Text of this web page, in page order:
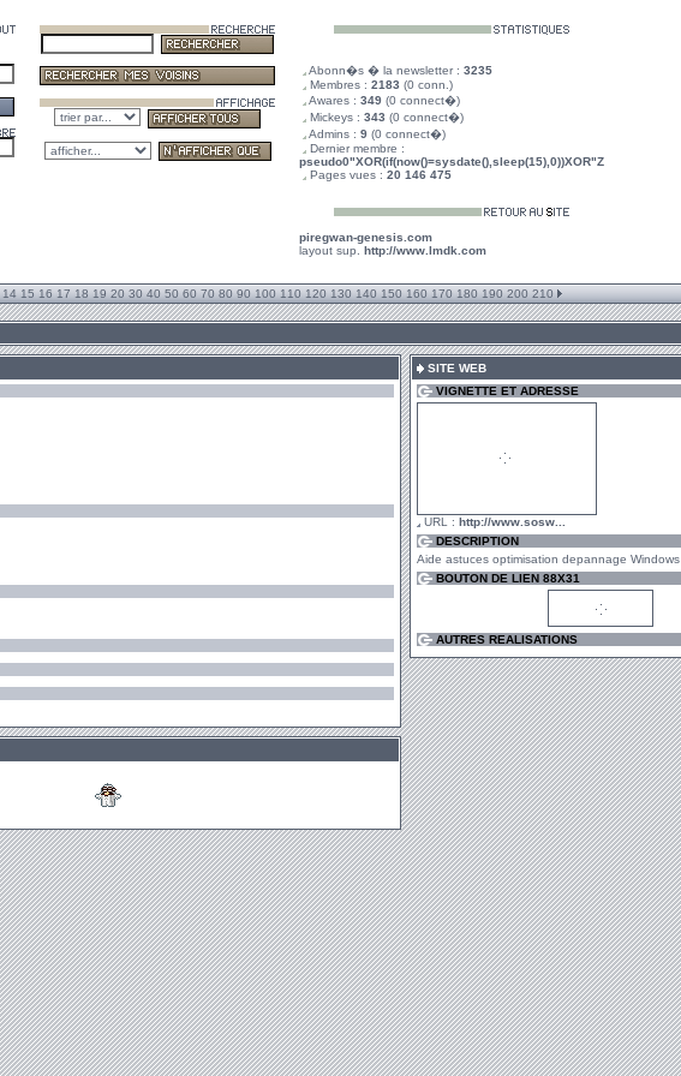
Abonn�s � la newsletter : 3235
Membres : 2183 (0 conn.)
Awares : 349 (0 connect�)
Mickeys : 343 (0 connect�)
Admins : 9 (0 connect�)
Dernier membre :
pseudo0"XOR(if(now()=sysdate(),sleep(15),0))XOR"Z
Pages vues : 20 146 475
piregwan-genesis.com
layout sup. http://www.lmdk.com
14 15 16 17 18 19 20 30 40 50 60 70 80 90 100 110 120 130 140 150 160 170 180 190 200 210
SITE WEB
VIGNETTE ET ADRESSE
URL : http://www.sosw...
DESCRIPTION
Aide astuces optimisation depannage Windows
BOUTON DE LIEN 88X31
AUTRES REALISATIONS